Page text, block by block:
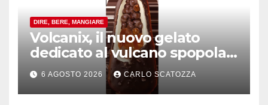
DIRE, BERE, MANGIARE
Volcanix, il nuovo gelato
dedicato al vulcano spopola,
è nato a Caivano
6 AGOSTO 2026 CARLO SCATOZZA